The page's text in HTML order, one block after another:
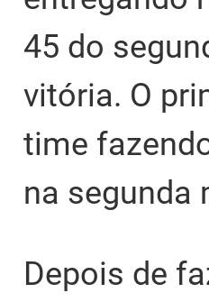
45 do
vitória. O
time
na segunda
Depois de